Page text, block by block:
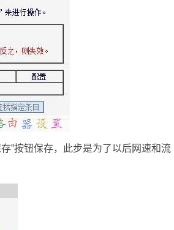
”按钮保存，此步是为了以后网速和流